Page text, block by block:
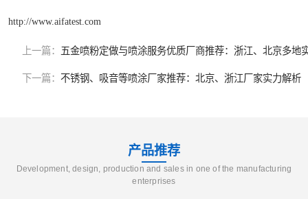
http://www.aifatest.com
上一篇： 五金喷粉定做与喷涂服务优质厂商推荐：浙江、北京多地
下一篇： 不锈钢、吸音等喷涂厂家推荐：北京、浙江厂家实力解析
产品推荐
Development, design, production and sales in one of the manufacturing
enterprises